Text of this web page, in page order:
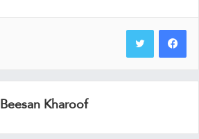
Beesan Kharoof